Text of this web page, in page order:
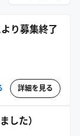
り募集終了
詳細を見る
した）